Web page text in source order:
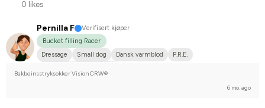
0 likes
Pernilla F
Verifisert kjøper
Bucket filling Racer
Dressage
Small dog Dansk varmblod
P.R.E.
Bakbeinsstryksokker Vision CRW®
6 mo. ago